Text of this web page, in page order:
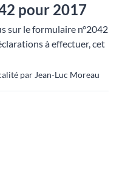
pour 2017
sur le formulaire n°2042
à effectuer, cet
par Jean-Luc Moreau